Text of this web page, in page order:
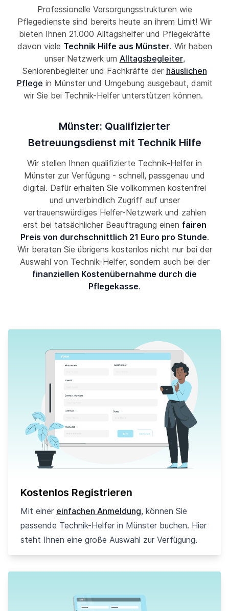
Professionelle Versorgungsstrukturen wie
Pflegedienste sind bereits heute an ihrem Limit! Wir
bieten Ihnen 21.000 Alltagshelfer und Pflegekräfte
davon viele Technik Hilfe aus Münster. Wir haben
unser Netzwerk um Alltagsbegleiter,
Seniorenbegleiter und Fachkräfte der häuslichen
Pflege in Münster und Umgebung ausgebaut, damit
wir Sie bei Technik-Helfer unterstützen können.
Münster: Qualifizierter
Betreuungsdienst mit Technik Hilfe
Wir stellen Ihnen qualifizierte Technik-Helfer in
Münster zur Verfügung - schnell, passgenau und
digital. Dafür erhalten Sie vollkommen kostenfrei
und unverbindlich Zugriff auf unser
vertrauenswürdiges Helfer-Netzwerk und zahlen
erst bei tatsächlicher Beauftragung einen fairen
Preis von durchschnittlich 21 Euro pro Stunde.
Wir beraten Sie übrigens kostenlos nicht nur bei der
Auswahl von Technik-Helfer, sondern auch bei der
finanziellen Kostenübernahme durch die
Pflegekasse.
Kostenlos Registrieren
Mit einer einfachen Anmeldung, können Sie
passende Technik-Helfer in Münster buchen. Hier
steht Ihnen eine große Auswahl zur Verfügung.